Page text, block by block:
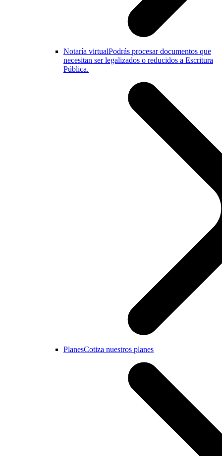
Notaría virtualPodrás procesar documentos que
necesitan ser legalizados o reducidos a Escritura
Pública.
PlanesCotiza nuestros planes